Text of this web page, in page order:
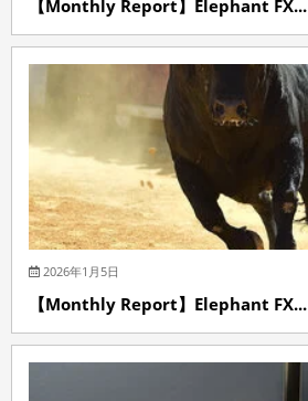
【Monthly Report】Elephant FX...
2026年1月5日
【Monthly Report】Elephant FX...